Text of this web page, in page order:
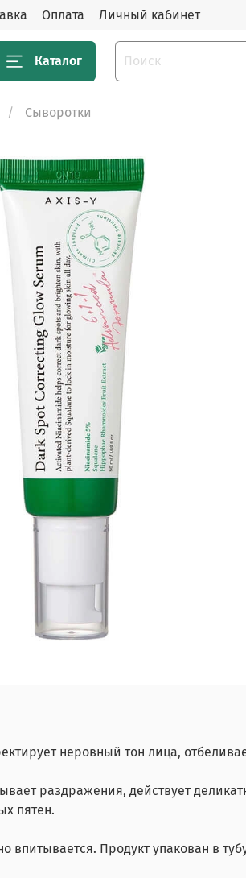
Оплата Личный кабинет
Каталог
Сыворотки
неровный тон лица,
раздражения, действует
пятен.
впитывается. Продукт упакован в